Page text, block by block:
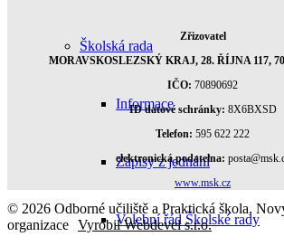
Školská rada
Informace
Zápisy z jednání
Volební řád Školské rady
Zřizovatel
MORAVSKOSLEZSKÝ KRAJ, 28. ŘÍJNA 117,
IČO: 70890692
ID datové schránky: 8X6BXSD
Telefon: 595 622 222
elektronická podatelna:
www.msk.cz
© 2026 Odborné učiliště a Praktická škola,
organizace Vyrobil Webdevel s.r.o.